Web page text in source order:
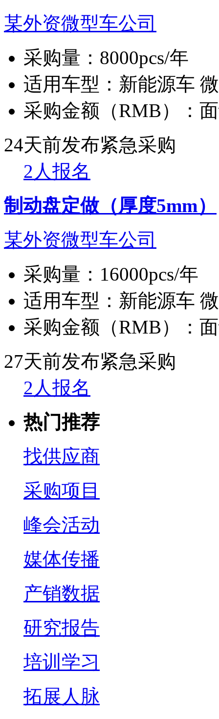
某外资微型车公司
采购量： 8000pcs/年
适用车型： 新能源车
采购金额（RMB）：
24天前发布紧急采购
2人报名
制动盘定做（厚度5mm）
某外资微型车公司
采购量： 16000pcs/年
适用车型： 新能源车
采购金额（RMB）：
27天前发布紧急采购
2人报名
热门推荐
找供应商
采购项目
峰会活动
媒体传播
产销数据
研究报告
培训学习
拓展人脉